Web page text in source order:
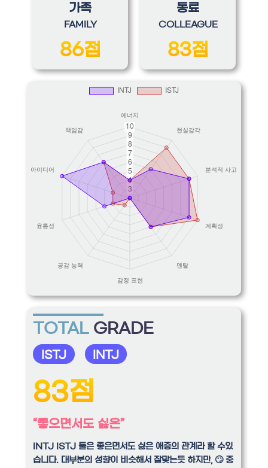
가족
FAMILY
86점
동료
COLLEAGUE
83점
TOTAL GRADE
ISTJ INTJ
83점
“좋으면서도 싫은”
INTJ ISTJ 둘은 좋은면서도 싫은 애증의 관계라 할 수있
습니다. 대부분의 성향이 비슷해서 잘맞는듯 하지만, 🙄 중